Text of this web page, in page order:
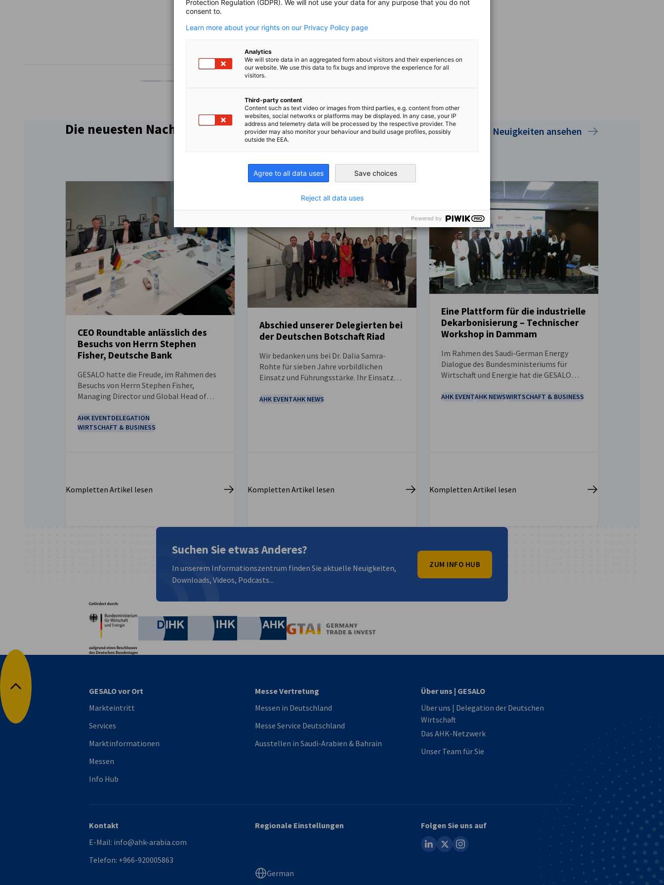
Die neuesten Nachrichten lesen Alle Neuigkeiten ansehen
NEUIGKEITEN
CEO Roundtable anlässlich des
Besuchs von Herrn Stephen
Fisher, Deutsche Bank
GESALO hatte die Freude, im Rahmen des
Besuchs von Herrn Stephen Fisher,
Managing Director und Global Head of
Bank, einen exklusiven CEO Roundtable
auszurichten.
AHK EVENTDELEGATION
WIRTSCHAFT & BUSINESS
Kompletten Artikel lesen
Abschied unserer Delegierten bei
der Deutschen Botschaft Riad
Wir bedanken uns bei Dr. Dalia Samra-
Rohte für sieben Jahre vorbildlichen
Einsatz und Führungsstärke. Ihr Einsatz
Zusammenarbeit gefördert und einen
AHK EVENTAHK NEWS
Kompletten Artikel lesen
NEUIGKEITEN
Eine Plattform für die industrielle
Dekarbonisierung – Technischer
Workshop in Dammam
Im Rahmen des Saudi-German Energy
Dialogue des Bundesministeriums für
Wirtschaft und Energie hat die GESALO
Sustainable Energy Systems sowie H2-
AHK EVENTAHK NEWSWIRTSCHAFT & BUSINESS
Kompletten Artikel lesen
Suchen Sie etwas Anderes?
In unserem Informationszentrum finden Sie aktuelle Neuigkeiten,
Downloads, Videos, Podcasts...
ZUM INFO HUB
Deutsche Industrie- und Handelskammer
Industrie- und Handelskammer
AHK.de
Nach oben
GESALO vor Ort
Markteintritt
Services
Marktinformationen
Messen
Info Hub
Messe Vertretung
Messen in Deutschland
Messe Service Deutschland
Ausstellen in Saudi-Arabien & Bahrain
Über uns | GESALO
Über uns | Delegation der Deutschen
Wirtschaft
Das AHK-Netzwerk
Unser Team für Sie
Kontakt
E-Mail: info@ahk-arabia.com
Telefon: +966-920005863
Regionale Einstellungen
German
Folgen Sie uns auf
linkedin
instagram
Protection Regulation (GDPR). We will not use your data for any purpose that you do not
consent to.
Learn more about your rights on our Privacy Policy page
Analytics
We will store data in an aggregated form about visitors and their experiences on
our website. We use this data to fix bugs and improve the experience for all
visitors.
Third-party content
Content such as text video or images from third parties, e.g. content from other
websites, social networks or platforms may be displayed. In any case, your IP
address and telemetry data will be processed by the respective provider. The
provider may also monitor your behaviour and build usage profiles, possibly
outside the EEA.
Agree to all data uses Save choices
Reject all data uses
Powered by